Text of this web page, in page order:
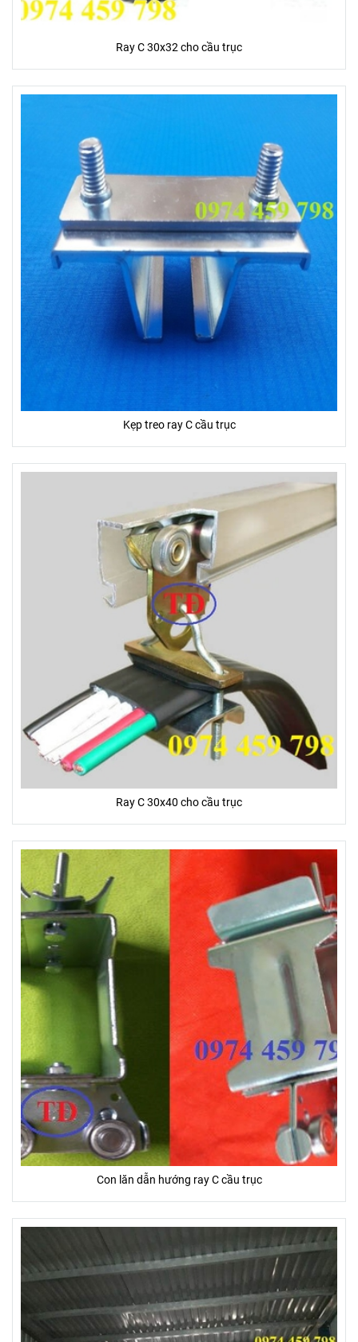
Ray C 30x32 cho cầu trục
Kẹp treo ray C cầu trục
Ray C 30x40 cho cầu trục
Con lăn dẫn hướng ray C cầu trục